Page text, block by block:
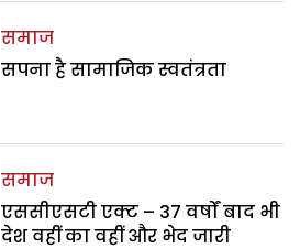
समाज
सपना है सामाजिक स्वतंत्रता
समाज
एससीएसटी एक्ट – 37 वर्षों बाद भी
देश वहीं का वहीं और भेद जारी